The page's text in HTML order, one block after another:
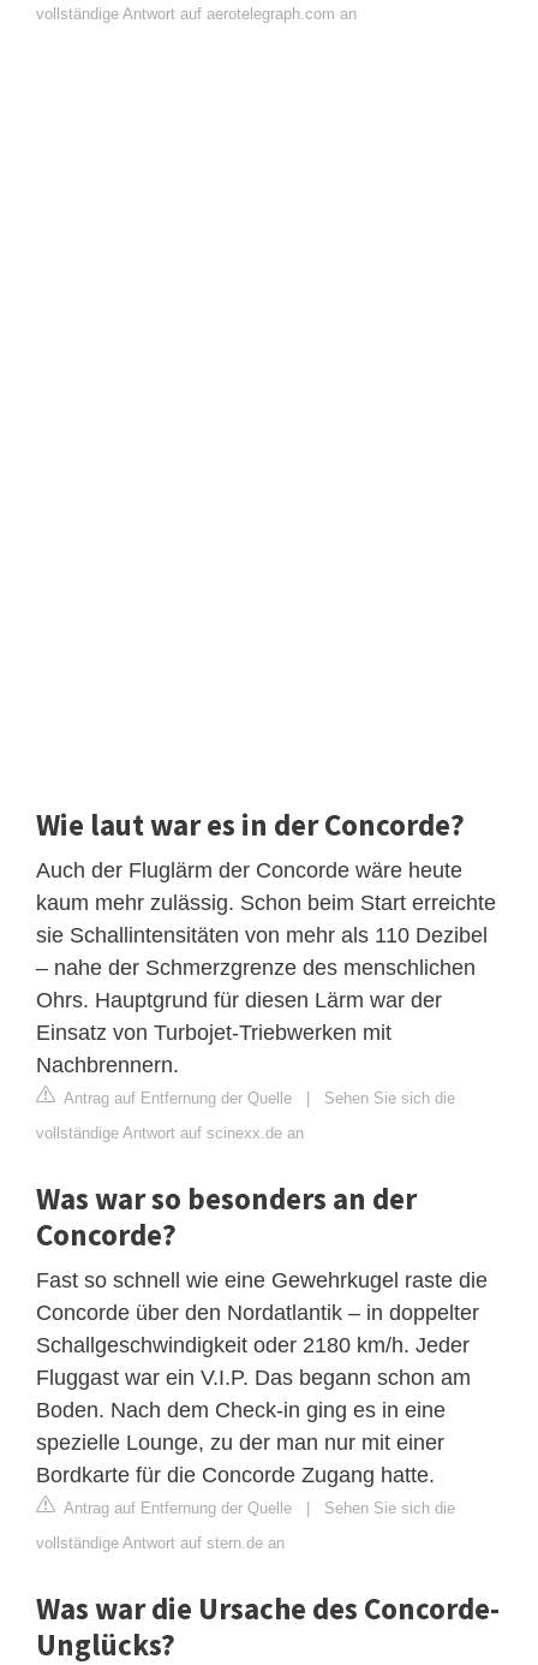
vollständige Antwort auf aerotelegraph.com an
Wie laut war es in der Concorde?
Auch der Fluglärm der Concorde wäre heute
kaum mehr zulässig. Schon beim Start erreichte
sie Schallintensitäten von mehr als 110 Dezibel
– nahe der Schmerzgrenze des menschlichen
Ohrs. Hauptgrund für diesen Lärm war der
Einsatz von Turbojet-Triebwerken mit
Nachbrennern.
Antrag auf Entfernung der Quelle | Sehen Sie sich die
vollständige Antwort auf scinexx.de an
Was war so besonders an der
Concorde?
Fast so schnell wie eine Gewehrkugel raste die
Concorde über den Nordatlantik – in doppelter
Schallgeschwindigkeit oder 2180 km/h. Jeder
Fluggast war ein V.I.P. Das begann schon am
Boden. Nach dem Check-in ging es in eine
spezielle Lounge, zu der man nur mit einer
Bordkarte für die Concorde Zugang hatte.
Antrag auf Entfernung der Quelle | Sehen Sie sich die
vollständige Antwort auf stern.de an
Was war die Ursache des Concorde-
Unglücks?